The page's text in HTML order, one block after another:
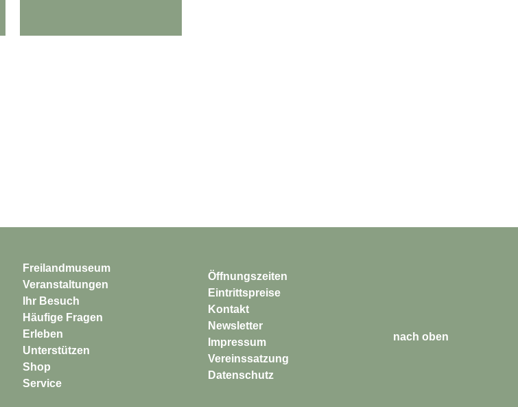
Freilandmuseum
Veranstaltungen
Ihr Besuch
Häufige Fragen
Erleben
Unterstützen
Shop
Service
Öffnungszeiten
Eintrittspreise
Kontakt
Newsletter
Impressum
Vereinssatzung
Datenschutz
nach oben